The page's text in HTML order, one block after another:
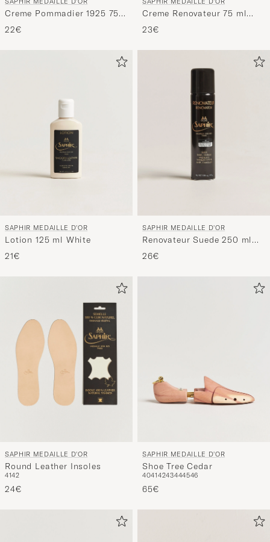
Creme Pommadier 1925 75
ml Cognac
22€
Creme Renovateur 75 ml
Neutral
23€
SAPHIR MEDAILLE D'OR
Lotion 125 ml White
21€
SAPHIR MEDAILLE D'OR
Renovateur Suede 250 ml
Spray Neutral
26€
SAPHIR MEDAILLE D'OR
Round Leather Insoles
4142
24€
SAPHIR MEDAILLE D'OR
Shoe Tree Cedar
40414243444546
65€